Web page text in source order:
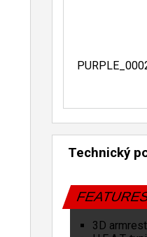
Technický
3D